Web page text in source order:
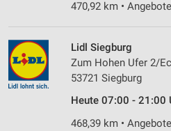
470,92 km •
Lidl Siegburg
Zum Hohen Ufer 2/
53721 Siegburg
Heute 07:00 - 21:00
468,39 km •